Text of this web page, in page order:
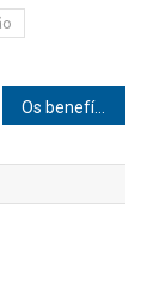
Os benefícios da exposição ao ar livre e à natureza para a saúde